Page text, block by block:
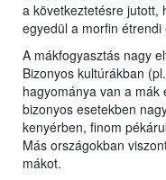
a következtetésre jutott,
egyedül a morfin étrendi
A mákfogyasztás nagy
Bizonyos kultúrákban
hagyománya van a
bizonyos esetekben
kenyérben, finom
Más országokban
mákot.